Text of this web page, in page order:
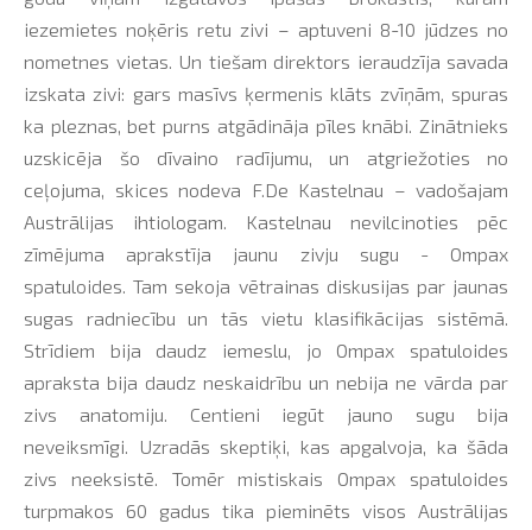
iezemietes noķēris retu zivi – aptuveni 8-10 jūdzes no
nometnes vietas. Un tiešam direktors ieraudzīja savada
izskata zivi: gars masīvs ķermenis klāts zvīņām, spuras
ka pleznas, bet purns atgādināja pīles knābi. Zinātnieks
uzskicēja šo dīvaino radījumu, un atgriežoties no
ceļojuma, skices nodeva F.De Kastelnau – vadošajam
Austrālijas ihtiologam. Kastelnau nevilcinoties pēc
zīmējuma aprakstīja jaunu zivju sugu - Ompax
spatuloides. Tam sekoja vētrainas diskusijas par jaunas
sugas radniecību un tās vietu klasifikācijas sistēmā.
Strīdiem bija daudz iemeslu, jo Ompax spatuloides
apraksta bija daudz neskaidrību un nebija ne vārda par
zivs anatomiju. Centieni iegūt jauno sugu bija
neveiksmīgi. Uzradās skeptiķi, kas apgalvoja, ka šāda
zivs neeksistē. Tomēr mistiskais Ompax spatuloides
turpmakos 60 gadus tika pieminēts visos Austrālijas